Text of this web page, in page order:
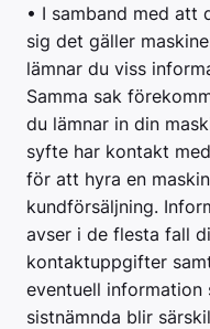
• I samband med att
sig det gäller
lämnar du viss
Samma sak
du lämnar in din
syfte har kontakt
för att hyra en
kundförsäljning.
avser i de flesta fall
kontaktuppgifter
eventuell information
sistnämnda blir